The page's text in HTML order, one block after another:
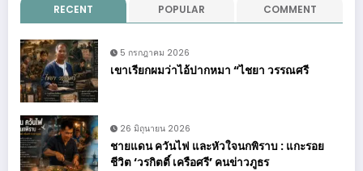
RECENT POPULAR COMMENT
5 กรกฎาคม 2026
เขาเรียกผมว่าไอ้ปากหมา “ไชยา วรรณศรี
26 มิถุนายน 2026
ชายแดน ควันไฟ และหัวใจนกพิราบ : แกะรอย
ชีวิต ‘วรกิตติ์ เครือศรี’ คนข่าวภูธร